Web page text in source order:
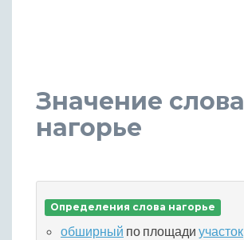
Значение слова
нагорье
Определения слова нагорье
обширный по площади участок